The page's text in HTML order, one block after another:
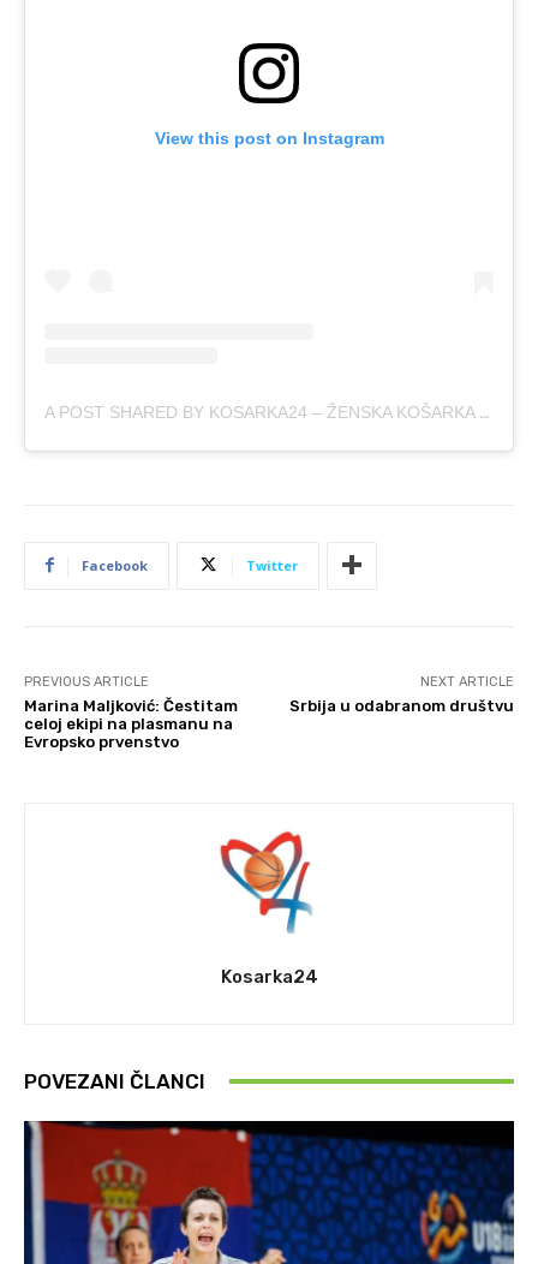
View this post on Instagram
A POST SHARED BY KOSARKA24 – ŽENSKA KOŠARKA (@KOSARKA24SRBIJA)
Facebook Twitter
PREVIOUS ARTICLE
Marina Maljković: Čestitam
celoj ekipi na plasmanu na
Evropsko prvenstvo
NEXT ARTICLE
Srbija u odabranom društvu
Kosarka24
POVEZANI ČLANCI